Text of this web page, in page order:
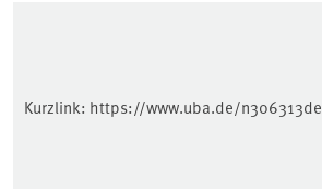
Kurzlink: https://www.uba.de/n306313de